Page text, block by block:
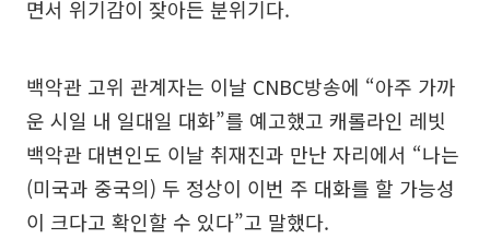
면서 위기감이 잦아든 분위기다.
백악관 고위 관계자는 이날 CNBC방송에 “아주 가까
운 시일 내 일대일 대화”를 예고했고 캐롤라인 레빗
백악관 대변인도 이날 취재진과 만난 자리에서 “나는
(미국과 중국의) 두 정상이 이번 주 대화를 할 가능성
이 크다고 확인할 수 있다”고 말했다.